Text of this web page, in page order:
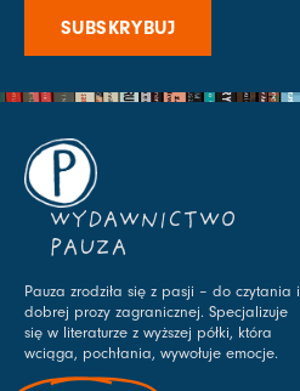
SUBSKRYBUJ
WYDAWNICTWO
PAUZA
Pauza zrodziła się z pasji – do czytania i
dobrej prozy zagranicznej. Specjalizuje
się w literaturze z wyższej półki, która
wciąga, pochłania, wywołuje emocje.